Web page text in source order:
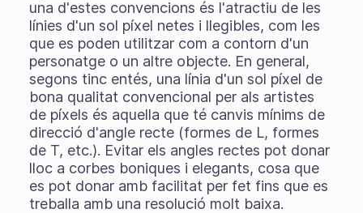
una d'estes convencions és l'atractiu de les
línies d'un sol píxel netes i llegibles, com les
que es poden utilitzar com a contorn d'un
personatge o un altre objecte. En general,
segons tinc entés, una línia d'un sol píxel de
bona qualitat convencional per als artistes
de píxels és aquella que té canvis mínims de
direcció d'angle recte (formes de L, formes
de T, etc.). Evitar els angles rectes pot donar
lloc a corbes boniques i elegants, cosa que
es pot donar amb facilitat per fet fins que es
treballa amb una resolució molt baixa.